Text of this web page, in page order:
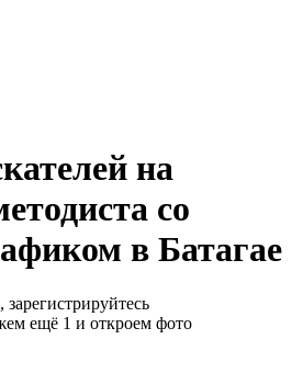
на
со
в Батагае
ещё 1 и откроем фото